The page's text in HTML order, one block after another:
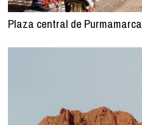
Plaza central de Purmamarca